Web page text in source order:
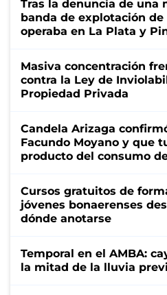
Tras la denuncia de una
banda de explotación
operaba en La Plata y
Masiva concentración
contra la Ley de
Propiedad Privada
Candela Arizaga
Facundo Moyano y que
producto del consumo
Cursos gratuitos de
jóvenes bonaerenses
dónde anotarse
Temporal en el AMBA:
la mitad de la lluvia